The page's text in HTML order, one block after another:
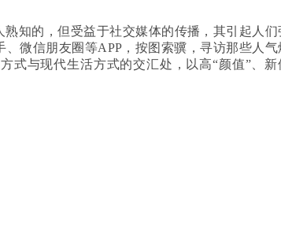
知的，但受益于社交媒体的传播，其引起人们
微信朋友圈等APP，按图索骥，寻访那些人气
式与现代生活方式的交汇处，以高“颜值”、新